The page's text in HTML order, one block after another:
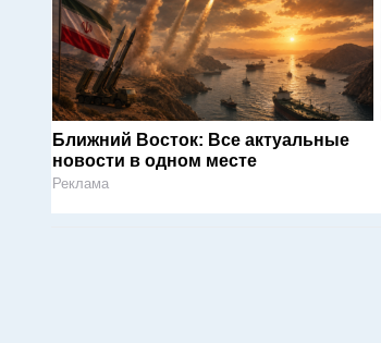
Ближний Восток: Все актуальные
новости в одном месте
Реклама